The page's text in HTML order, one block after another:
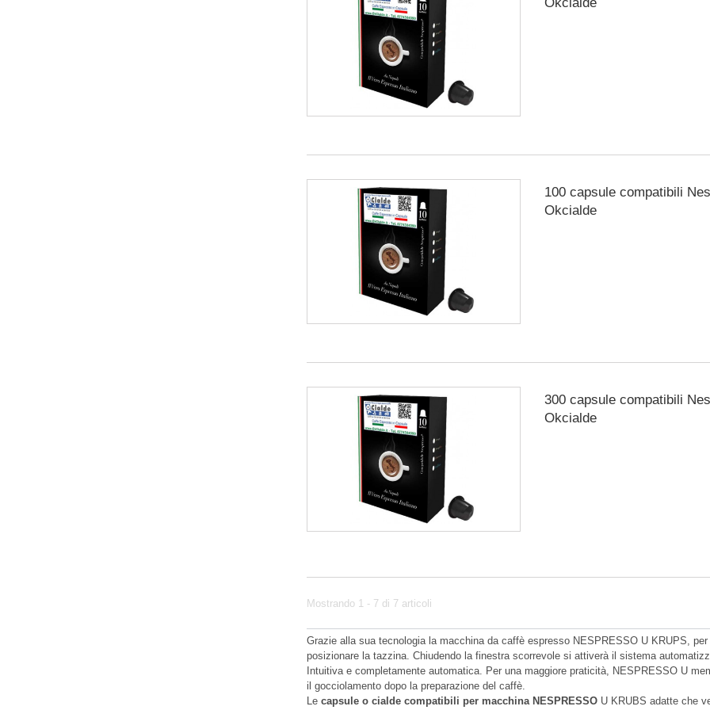
100 capsule compatibili
Okcialde
300 capsule compatibili
Okcialde
Mostrando 1 - 7 di 7 articoli
Grazie alla sua tecnologia la macchina da caffè espresso NESPRESSO U KRUPS,
posizionare la tazzina. Chiudendo la finestra scorrevole si attiverà il sistema
Intuitiva e completamente automatica. Per una maggiore praticità, NESPRESSO U
il gocciolamento dopo la preparazione del caffè.
Le capsule o cialde compatibili per macchina NESPRESSO U KRUBS adatte che